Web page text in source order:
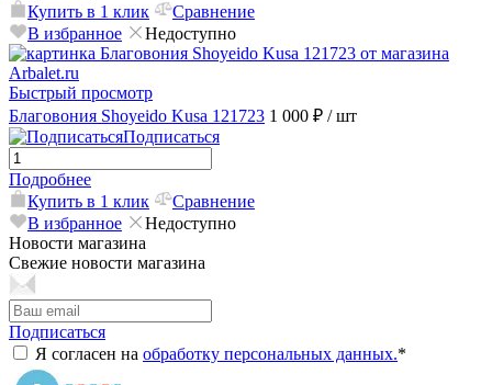
Купить в 1 клик
Сравнение
В избранное
Недоступно
Быстрый просмотр
Благовония Shoyeido Kusa 121723 1 000 ₽ / шт
Подписаться
Подробнее
Купить в 1 клик
Сравнение
В избранное
Недоступно
Новости магазина
Свежие новости магазина
Подписаться
Я согласен на обработку персональных данных.*